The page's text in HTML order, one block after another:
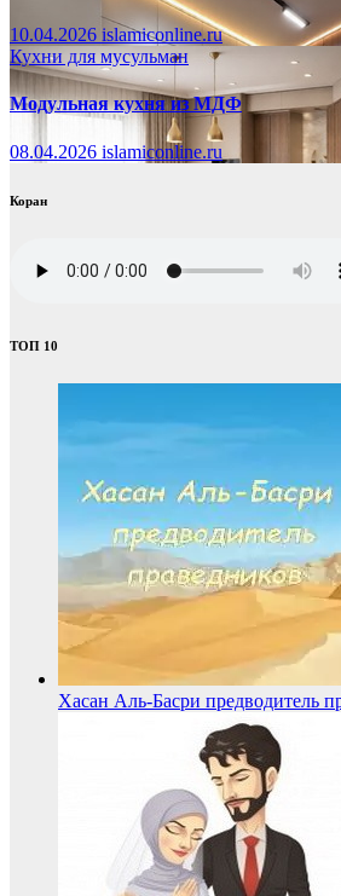
10.04.2026 islamiconline.ru
Кухни для мусульман
Модульная кухня из МДФ
08.04.2026 islamiconline.ru
Коран
ТОП 10
Хасан Аль-Басри предводитель